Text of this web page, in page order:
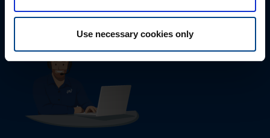
Use necessary cookies only